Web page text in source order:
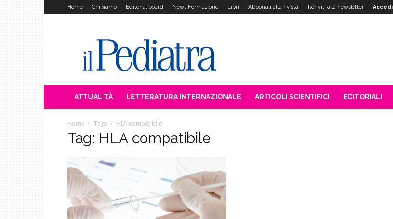
Home Chi siamo Editorial board News Formazione Libri Abbonati alla rivista Iscriviti alla newsletter Accedi
Pediatra
ATTUALITÀ LETTERATURA INTERNAZIONALE ARTICOLI SCIENTIFICI EDITORIALI
Home Tags HLA compatibile
Tag: HLA compatibile